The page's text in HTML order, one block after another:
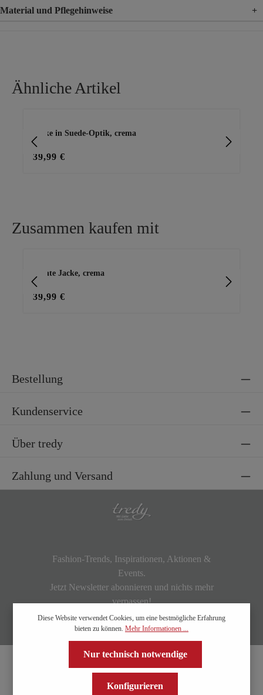
Material und Pflegehinweise +
Ähnliche Artikel
Jacke in Suede-Optik, crema
39,99 €
Zusammen kaufen mit
leichte Jacke, crema
39,99 €
Bestellung
Kundenservice
Über tredy
Zahlung und Versand
Fashion-Trends, Inspirationen, Aktionen &
Events.
Jetzt Newsletter abonnieren und nichts mehr
verpassen!
Diese Website verwendet Cookies, um eine bestmögliche Erfahrung
bieten zu können. Mehr Informationen ...
Nur technisch notwendige
Konfigurieren